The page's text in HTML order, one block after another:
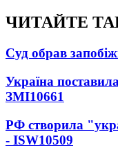
ЧИТАЙТЕ
Суд обрав
Україна
ЗМІ10661
РФ створила
- ISW10509